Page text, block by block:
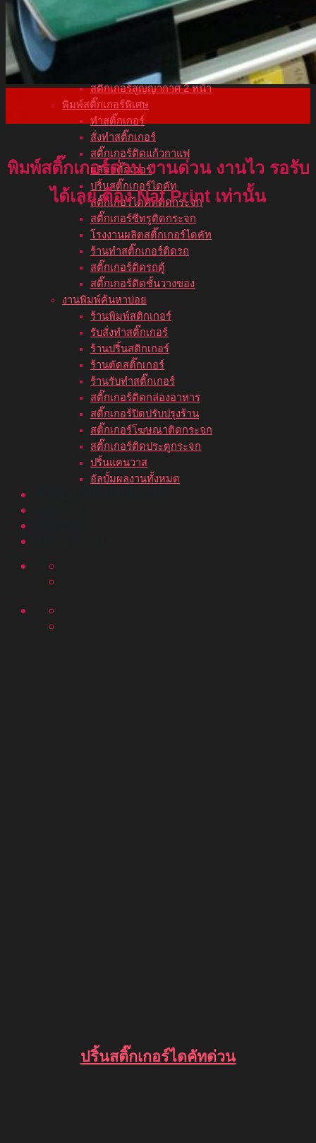
สติ๊กเกอร์กันน้ำ
สติ๊กเกอร์โฆษณาติดรถ
สติ๊กเกอร์ติดกระจกหน้าร้าน
สติ๊กเกอร์สูญญากาศ 2 หน้า
พิมพ์สติ๊กเกอร์พิเศษ
ทำสติ๊กเกอร์
สั่งทำสติ๊กเกอร์
สติ๊กเกอร์ติดแก้วกาแฟ
ผลิตสติ๊กเกอร์
ปริ้นสติ๊กเกอร์ไดคัท
สติ๊กเกอร์ไดคัทติดกระจก
สติ๊กเกอร์ซีทรูติดกระจก
โรงงานผลิตสติ๊กเกอร์ไดคัท
ร้านทำสติ๊กเกอร์ติดรถ
สติ๊กเกอร์ติดรถตู้
สติ๊กเกอร์ติดชั้นวางของ
งานพิมพ์ค้นหาบ่อย
ร้านพิมพ์สติกเกอร์
รับสั่งทำสติ๊กเกอร์
ร้านปริ้นสติกเกอร์
ร้านตัดสติ๊กเกอร์
ร้านรับทำสติ๊กเกอร์
สติ๊กเกอร์ติดกล่องอาหาร
สติ๊กเกอร์ปิดปรับปรุงร้าน
สติ๊กเกอร์โฆษณาติดกระจก
สติ๊กเกอร์ติดประตูกระจก
ปริ้นแคนวาส
อัลบั้มผลงานทั้งหมด
พิมพ์สติ๊กเกอร์ด่วน งานด่วน งานไว รอรับ
ได้เลย ต้อง Nat Print เท่านั้น
ปริ้นสติ๊กเกอร์ไดคัทด่วน